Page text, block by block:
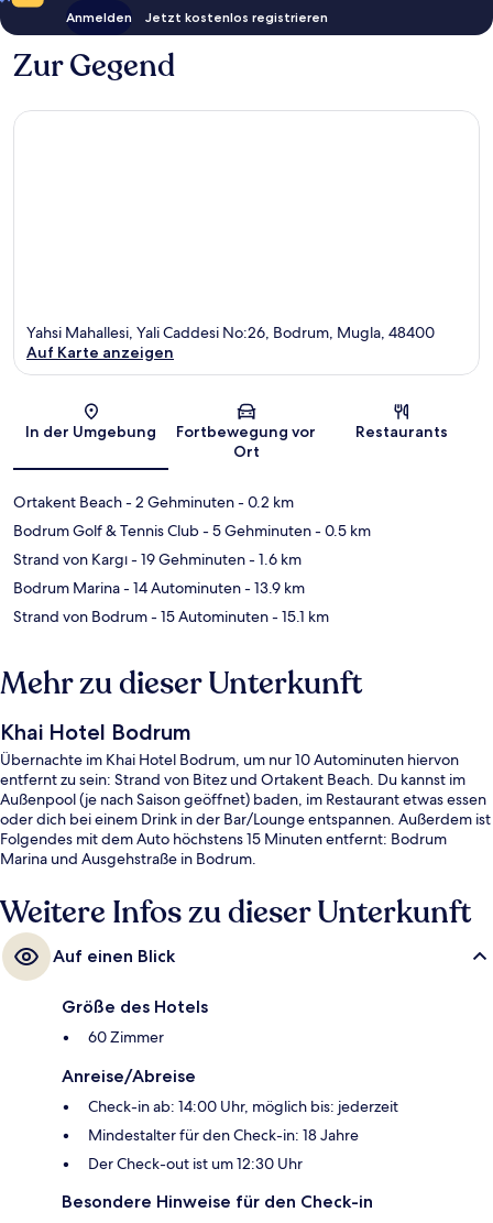
Anmelden Jetzt kostenlos registrieren
Zur Gegend
Karte
Yahsi Mahallesi, Yali Caddesi No:26, Bodrum, Mugla, 48400
Auf Karte anzeigen
In der Umgebung
Fortbewegung vor
Ort
Restaurants
Ortakent Beach- 2 Gehminuten- 0.2 km
Bodrum Golf & Tennis Club- 5 Gehminuten- 0.5 km
Strand von Kargı- 19 Gehminuten- 1.6 km
Bodrum Marina- 14 Autominuten- 13.9 km
Strand von Bodrum- 15 Autominuten- 15.1 km
Mehr zu dieser Unterkunft
Khai Hotel Bodrum
Übernachte im Khai Hotel Bodrum, um nur 10 Autominuten hiervon
entfernt zu sein: Strand von Bitez und Ortakent Beach. Du kannst im
Außenpool (je nach Saison geöffnet) baden, im Restaurant etwas essen
oder dich bei einem Drink in der Bar/Lounge entspannen. Außerdem ist
Folgendes mit dem Auto höchstens 15 Minuten entfernt: Bodrum
Marina und Ausgehstraße in Bodrum.
Weitere Infos zu dieser Unterkunft
Auf einen Blick
Größe des Hotels
60 Zimmer
Anreise/Abreise
Check-in ab: 14:00 Uhr, möglich bis: jederzeit
Mindestalter für den Check-in: 18 Jahre
Der Check-out ist um 12:30 Uhr
Besondere Hinweise für den Check-in